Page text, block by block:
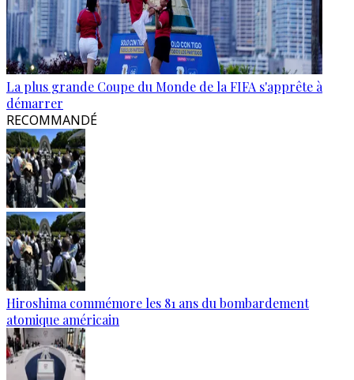
La plus grande Coupe du Monde de la FIFA s'apprête à
démarrer
RECOMMANDÉ
Hiroshima commémore les 81 ans du bombardement
atomique américain